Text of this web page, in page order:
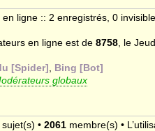
ligne :: 2 enregistrés, 0
en ligne est de 8758 , le
[Spider]
Bing [Bot]
globaux
sujet(s) • 2061 membre(s) •